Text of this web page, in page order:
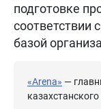
подготовке
соответствии
базой
«Arena» —